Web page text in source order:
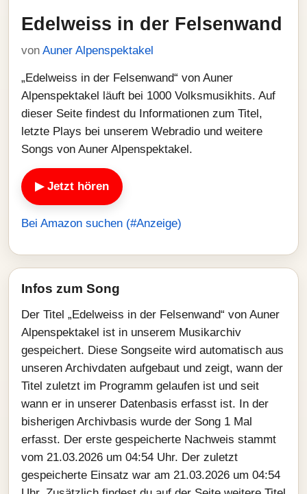
Edelweiss in der Felsenwand
von Auner Alpenspektakel
„Edelweiss in der Felsenwand“ von Auner
Alpenspektakel läuft bei 1000 Volksmusikhits. Auf
dieser Seite findest du Informationen zum Titel,
letzte Plays bei unserem Webradio und weitere
Songs von Auner Alpenspektakel.
▶ Jetzt hören
Bei Amazon suchen (#Anzeige)
Infos zum Song
Der Titel „Edelweiss in der Felsenwand“ von Auner
Alpenspektakel ist in unserem Musikarchiv
gespeichert. Diese Songseite wird automatisch aus
unseren Archivdaten aufgebaut und zeigt, wann der
Titel zuletzt im Programm gelaufen ist und seit
wann er in unserer Datenbasis erfasst ist. In der
bisherigen Archivbasis wurde der Song 1 Mal
erfasst. Der erste gespeicherte Nachweis stammt
vom 21.03.2026 um 04:54 Uhr. Der zuletzt
gespeicherte Einsatz war am 21.03.2026 um 04:54